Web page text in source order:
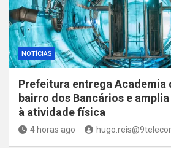
NOTÍCIAS
Prefeitura entrega Academia
bairro dos Bancários e
à atividade física
4 horas ago